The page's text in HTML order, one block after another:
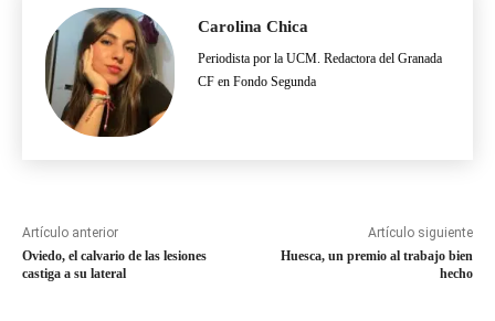
Carolina Chica
Periodista por la UCM. Redactora del Granada
CF en Fondo Segunda
Artículo anterior
Oviedo, el calvario de las lesiones
castiga a su lateral
Artículo siguiente
Huesca, un premio al trabajo bien
hecho